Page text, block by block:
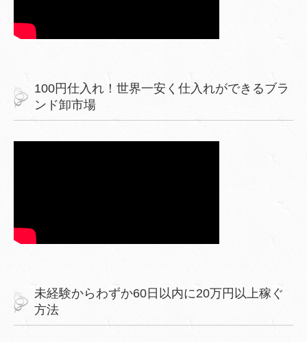
100円仕入れ！世界一安く仕入れができるブラ
ンド卸市場
未経験からわずか60日以内に20万円以上稼ぐ
方法